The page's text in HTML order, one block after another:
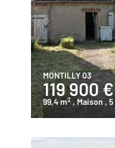
MONTILLY 03
119 900 €
99,4 m2 , Maison ,